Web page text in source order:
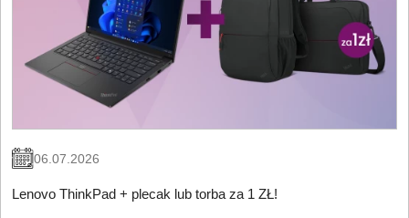
06.07.2026
Lenovo ThinkPad + plecak lub torba za 1 ZŁ!